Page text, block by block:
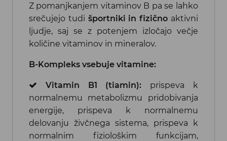
Z pomanjkanjem vitaminov B pa se lahko
srečujejo tudi športniki in fizično aktivni
ljudje, saj se z potenjem izločajo večje
količine vitaminov in mineralov.
B-Kompleks vsebuje vitamine:
Vitamin B1 (tiamin): prispeva k
normalnemu metabolizmu pridobivanja
energije, prispeva k normalnemu
delovanju živčnega sistema, prispeva k
normalnim fiziološkim funkcijam,